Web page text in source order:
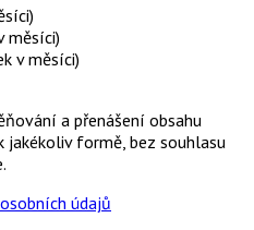
měsíci)
v měsíci)
a přenášení obsahu
formě, bez souhlasu
údajů